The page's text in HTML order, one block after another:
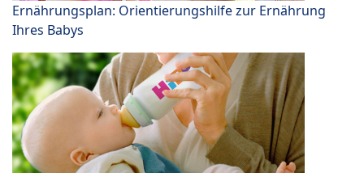
Ernährungsplan: Orientierungshilfe zur Ernährung
Ihres Babys